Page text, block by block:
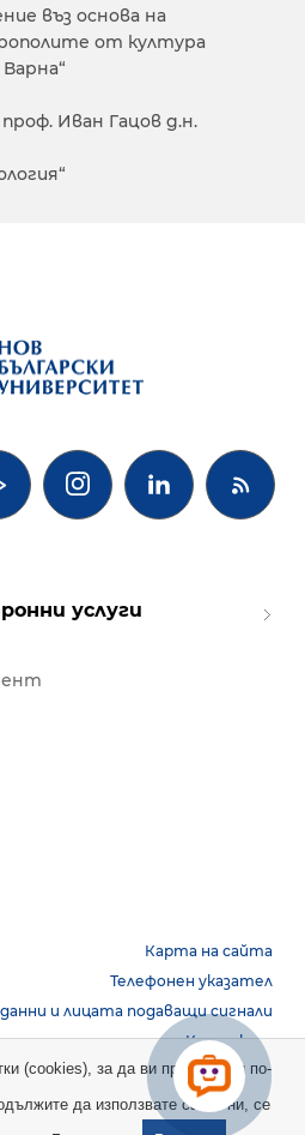
въз основа на
от култура
проф. Иван Гацов д.н.

услуги
Карта на сайта
Телефонен указател
и лицата подаващи сигнали
Контакти
Всички права запазени.
(cookies), за да ви предостави по-
да използвате сайта ни, се